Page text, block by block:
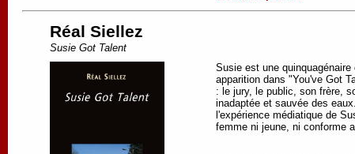
Réal Siellez
Susie Got Talent
Susie est une
apparition dans "You've Got
: le jury, le public, son frère,
inadaptée et sauvée des
l'expérience médiatique de
femme ni jeune, ni conforme